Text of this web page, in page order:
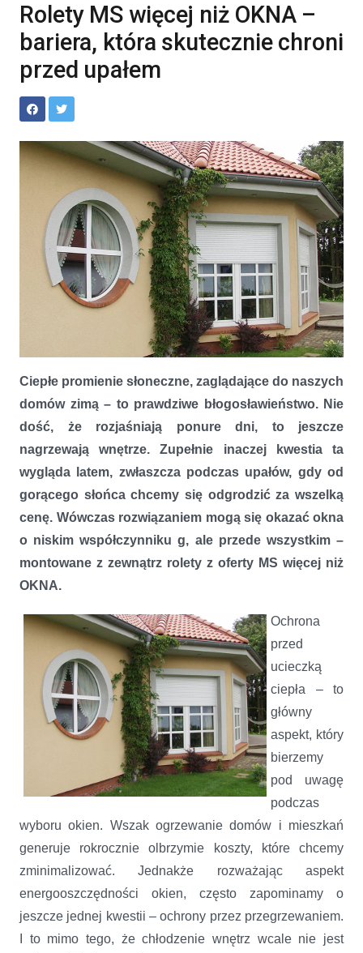
Rolety MS więcej niż OKNA –
bariera, która skutecznie chroni
przed upałem
upałem
Ciepłe promienie słoneczne, zaglądające do naszych
domów zimą – to prawdziwe błogosławieństwo. Nie
dość, że rozjaśniają ponure dni, to jeszcze
nagrzewają wnętrze. Zupełnie inaczej kwestia ta
wygląda latem, zwłaszcza podczas upałów, gdy od
gorącego słońca chcemy się odgrodzić za wszelką
cenę. Wówczas rozwiązaniem mogą się okazać okna
o niskim współczynniku g, ale przede wszystkim –
montowane z zewnątrz rolety z oferty MS więcej niż
OKNA.
Ochrona
przed
ucieczką
ciepła – to
główny
aspekt, który
bierzemy
pod uwagę
podczas
wyboru okien. Wszak ogrzewanie domów i mieszkań
generuje rokrocznie olbrzymie koszty, które chcemy
zminimalizować. Jednakże rozważając aspekt
energooszczędności okien, często zapominamy o
jeszcze jednej kwestii – ochrony przez przegrzewaniem.
I to mimo tego, że chłodzenie wnętrz wcale nie jest